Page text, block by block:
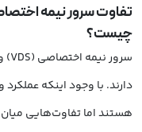
چیست؟
دارند. با وجود اینکه
هستند اما تفاوت‌هایی